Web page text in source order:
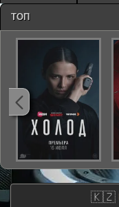
🇰🇿
ТОП